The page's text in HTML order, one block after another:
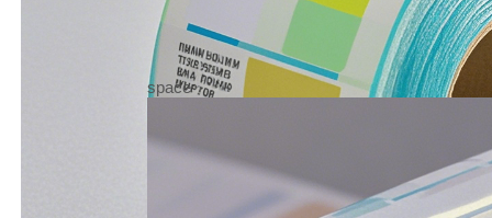
space